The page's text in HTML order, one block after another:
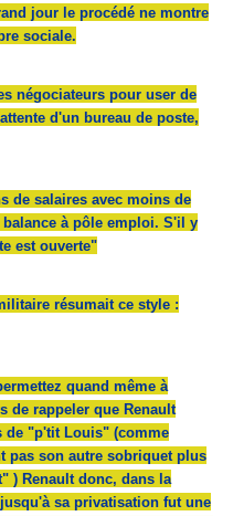
jour le procédé ne montre
sociale.
négociateurs pour user de
d'un bureau de poste,
de salaires avec moins de
à pôle emploi. S'il y
est ouverte"
résumait ce style :
quand même à
de rappeler que Renault
de "p'tit Louis" (comme
pas son autre sobriquet plus
) Renault donc, dans la
sa privatisation fut une